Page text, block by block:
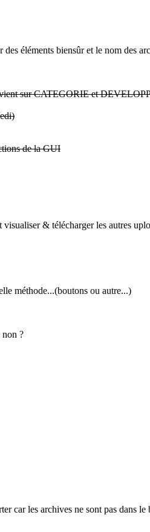
éléments biensûr et le nom des
sur CATEGORIE et
de la GUI
& télécharger les autres
méthode...(boutons ou autre...)
non ?
car les archives ne sont pas